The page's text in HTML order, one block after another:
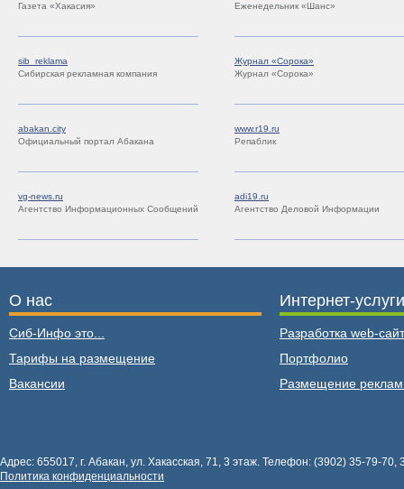
Газета «Хакасия»
Еженедельник «Шанс»
sib_reklama
Сибирская рекламная компания
Журнал «Сорока»
Журнал «Сорока»
abakan.city
Официальный портал Абакана
www.r19.ru
Репаблик
vg-news.ru
Агентство Информационных Сообщений
adi19.ru
Агентство Деловой Информации
О нас
Сиб-Инфо это...
Тарифы на размещение
Вакансии
Интернет-услуги
Разработка web-
Портфолио
Размещение
Адрес: 655017, г. Абакан, ул. Хакасская, 71, 3 этаж. Телефон: (3902) 35-79-
Политика конфиденциальности